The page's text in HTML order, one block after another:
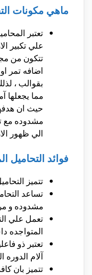
ماهي مكونات
تعتبر
علي تكبير
تتكون من
اضافه تمر
بقوالب ،
مما يجعلها
حيث ان
مشدوده مع
الي ظهور
فوائد التحاميل
تتميز
تساعد
مشدوده و
تعمل علي
المتواجده
تعتبر ذو
آلام الدوره
تتميز بان